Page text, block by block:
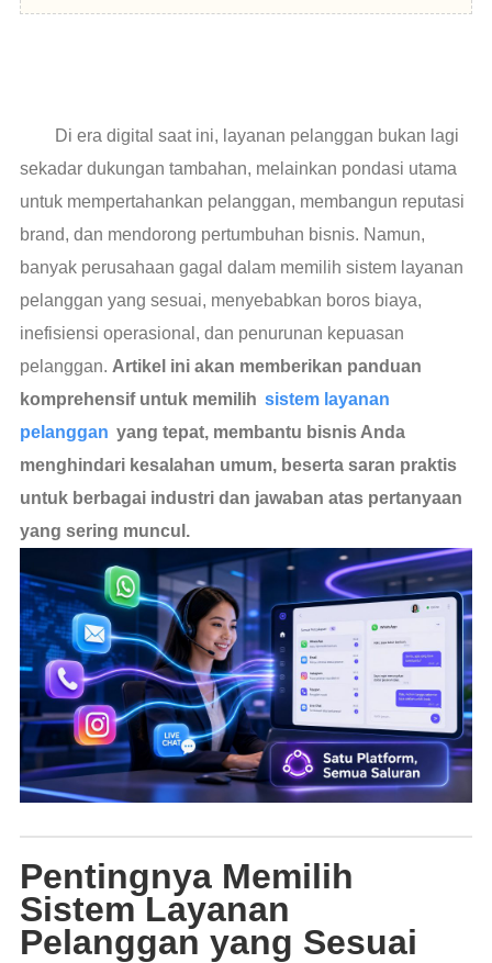
Di era digital saat ini, layanan pelanggan bukan lagi
sekadar dukungan tambahan, melainkan pondasi utama
untuk mempertahankan pelanggan, membangun reputasi
brand, dan mendorong pertumbuhan bisnis. Namun,
banyak perusahaan gagal dalam memilih sistem layanan
pelanggan yang sesuai, menyebabkan boros biaya,
inefisiensi operasional, dan penurunan kepuasan
pelanggan. Artikel ini akan memberikan panduan
komprehensif untuk memilih sistem layanan
pelanggan yang tepat, membantu bisnis Anda
menghindari kesalahan umum, beserta saran praktis
untuk berbagai industri dan jawaban atas pertanyaan
yang sering muncul.
Pentingnya Memilih
Sistem Layanan
Pelanggan yang Sesuai